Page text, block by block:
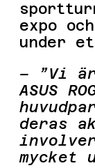
expo
under
– ”Vi
ASUS
deras
mycket